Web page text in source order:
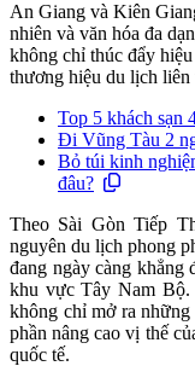
An Giang và Kiên
nhiên và văn hóa đa
không chỉ thúc đẩy
thương hiệu du lịch
Top 5 khách sạn
Đi Vũng Tàu 2
Bỏ túi kinh
đâu?
Theo Sài Gòn Tiếp
nguyên du lịch phong
đang ngày càng khẳng
khu vực Tây Nam Bộ.
không chỉ mở ra
phần nâng cao vị thế
quốc tế.